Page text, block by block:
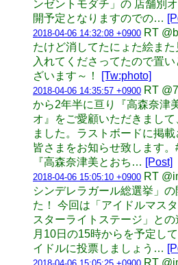
ンゼントモダチ」の 店舗別
開予定となりますのでの…
2018-04-06 14:32:08 +0900 RT
たけど消してたにょた絵ま
入れてくださってたので置
ざいます～！
[Tw:photo]
2018-04-06 14:35:57 +0900 RT
から2年半に亘り『高森奈津
オ』をご愛顧いただきまし
ました。ラストボードに掲
皆さまをお知らせ致します
『高森奈津美とおち… [Post]
2018-04-06 15:05:10 +0900 RT
シンデレラガール総選挙」
た！ 今回は「アイドルマス
スターライトステージ」と
月10日の15時からを予定し
イドルに投票しましょう…
RT